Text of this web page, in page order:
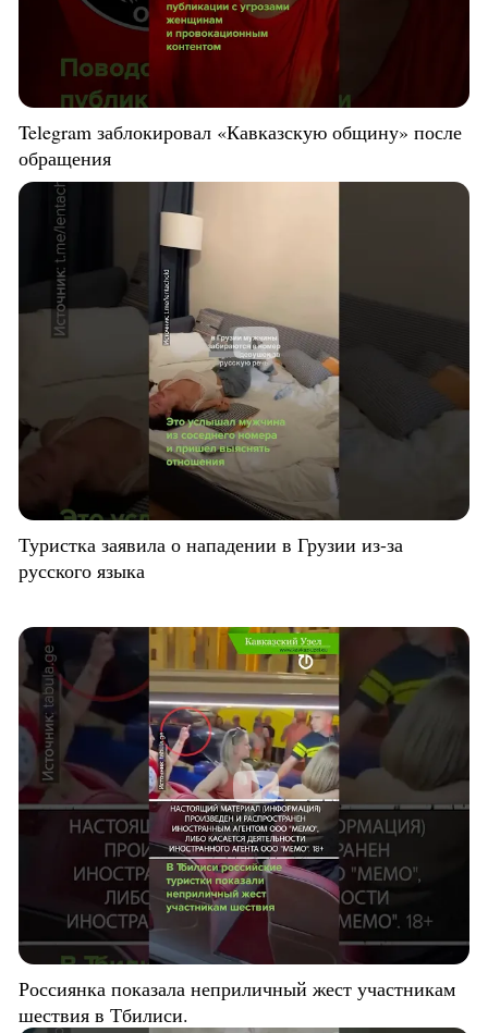
Telegram заблокировал «Кавказскую общину» после
обращения
Туристка заявила о нападении в Грузии из-за
русского языка
Россиянка показала неприличный жест участникам
шествия в Тбилиси.